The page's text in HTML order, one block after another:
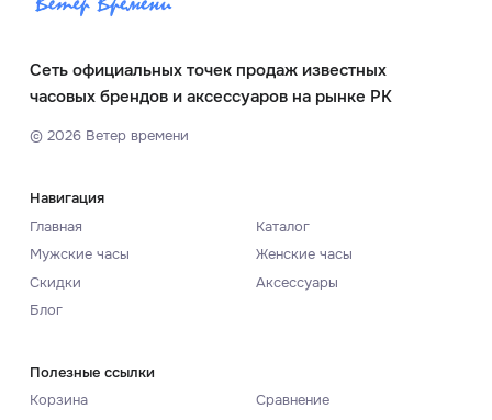
Сеть официальных точек продаж известных
часовых брендов и аксессуаров на рынке РК
© 2026Ветер времени
Навигация
Главная
Каталог
Мужские часы
Женские часы
Скидки
Аксессуары
Блог
Полезные ссылки
Корзина
Сравнение